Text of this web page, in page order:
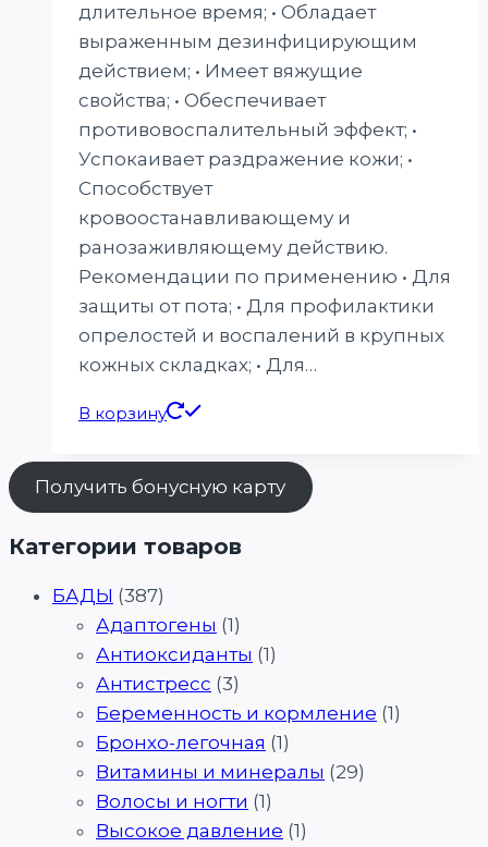
длительное время; • Обладает
выраженным дезинфицирующим
действием; • Имеет вяжущие
свойства; • Обеспечивает
противовоспалительный эффект; •
Успокаивает раздражение кожи; •
Способствует
кровоостанавливающему и
ранозаживляющему действию.
Рекомендации по применению • Для
защиты от пота; • Для профилактики
опрелостей и воспалений в крупных
кожных складках; • Для…
В корзину
Получить бонусную карту
Категории товаров
БАДЫ (387)
Адаптогены (1)
Антиоксиданты (1)
Антистресс (3)
Беременность и кормление (1)
Бронхо-легочная (1)
Витамины и минералы (29)
Волосы и ногти (1)
Высокое давление (1)